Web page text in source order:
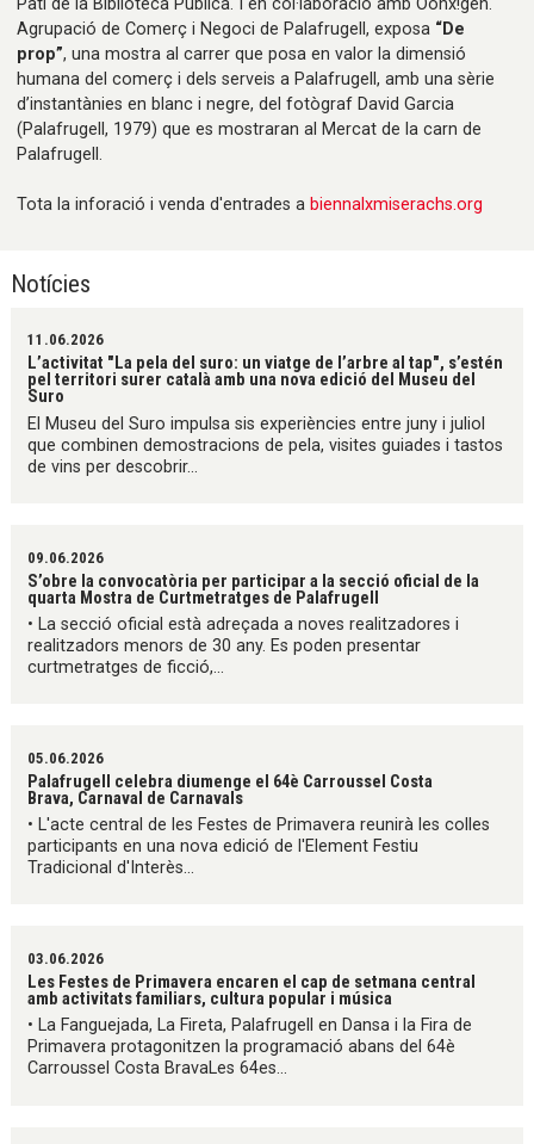
Agrupació de Comerç i Negoci de Palafrugell, exposa “De
prop”, una mostra al carrer que posa en valor la dimensió
humana del comerç i dels serveis a Palafrugell, amb una sèrie
d’instantànies en blanc i negre, del fotògraf David Garcia
(Palafrugell, 1979) que es mostraran al Mercat de la carn de
Palafrugell.
Tota la inforació i venda d'entrades a biennalxmiserachs.org
Notícies
11.06.2026
L’activitat "La pela del suro: un viatge de l’arbre al tap", s’estén
pel territori surer català amb una nova edició del Museu del
Suro
El Museu del Suro impulsa sis experiències entre juny i juliol
que combinen demostracions de pela, visites guiades i tastos
de vins per descobrir...
09.06.2026
S’obre la convocatòria per participar a la secció oficial de la
quarta Mostra de Curtmetratges de Palafrugell
• La secció oficial està adreçada a noves realitzadores i
realitzadors menors de 30 any. Es poden presentar
curtmetratges de ficció,...
05.06.2026
Palafrugell celebra diumenge el 64è Carroussel Costa
Brava, Carnaval de Carnavals
• L'acte central de les Festes de Primavera reunirà les colles
participants en una nova edició de l'Element Festiu
Tradicional d'Interès...
03.06.2026
Les Festes de Primavera encaren el cap de setmana central
amb activitats familiars, cultura popular i música
• La Fanguejada, La Fireta, Palafrugell en Dansa i la Fira de
Primavera protagonitzen la programació abans del 64è
Carroussel Costa BravaLes 64es...